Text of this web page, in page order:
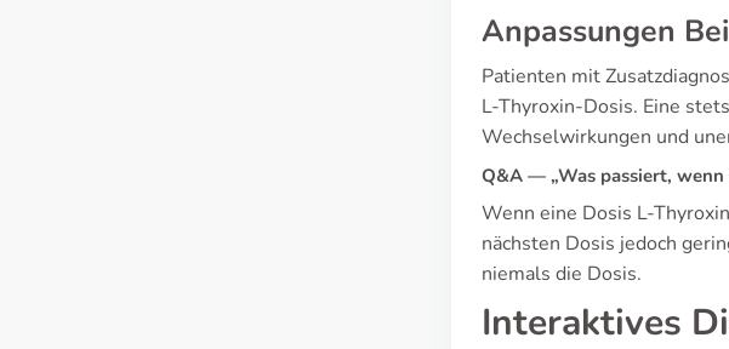
Anpassungen
Patienten mit
L-Thyroxin-Dosis. Eine
Wechselwirkungen und
Q&A — „Was passiert, wenn
Wenn eine Dosis L-
nächsten Dosis jedoch
niemals die Dosis.
Interaktives